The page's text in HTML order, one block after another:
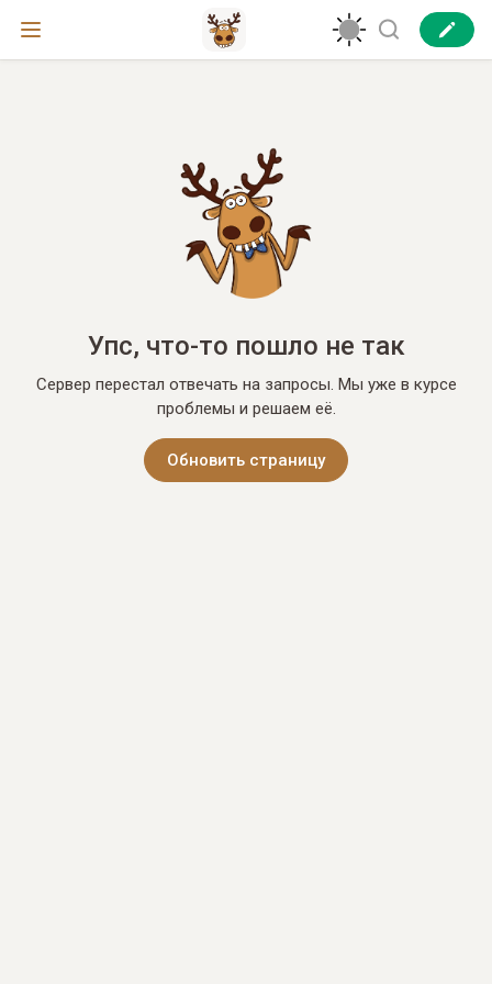
Упс, что-то пошло не так
Сервер перестал отвечать на запросы. Мы уже в курсе
проблемы и решаем её.
Обновить страницу